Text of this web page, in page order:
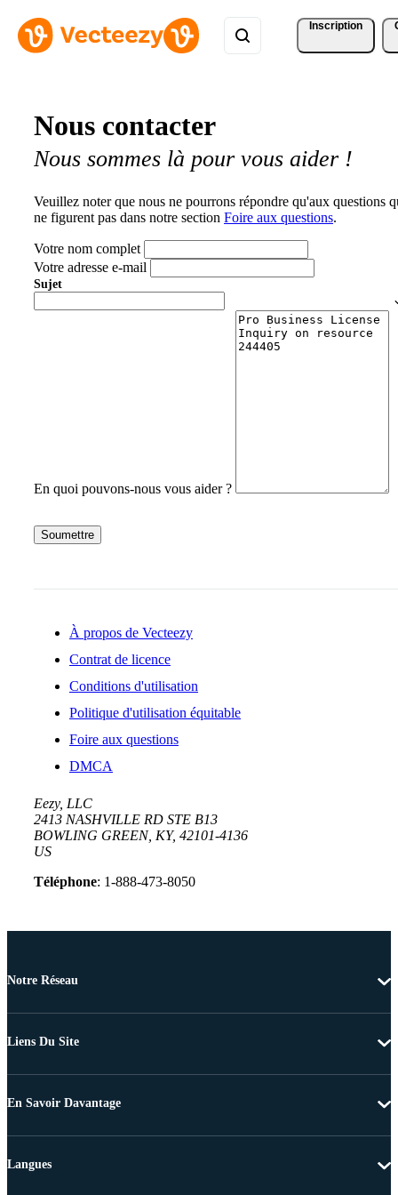
Inscription
Nous contacter
Nous sommes là pour vous aider !
Veuillez noter que nous ne pourrons répondre qu'aux questions
ne figurent pas dans notre section Foire aux questions.
Votre nom complet
Votre adresse e-mail
Sujet
En quoi pouvons-nous vous aider ?
Soumettre
À propos de Vecteezy
Contrat de licence
Conditions d'utilisation
Politique d'utilisation équitable
Foire aux questions
DMCA
Eezy, LLC
2413 NASHVILLE RD STE B13
BOWLING GREEN, KY, 42101-4136
US
Téléphone: 1-888-473-8050
Notre Réseau
Liens Du Site
En Savoir Davantage
Langues